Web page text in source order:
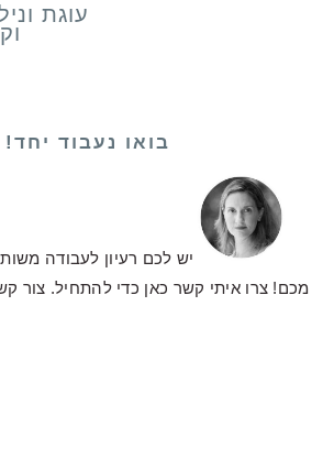
עוגת
בואו נעבוד יחד!
יש לכם רעיון לעבודה
מכם! צרו איתי קשר כאן כדי להתחיל. צור